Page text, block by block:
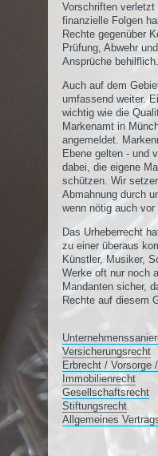
Vorschriften verletzt
finanzielle Folgen
Rechte gegenüber
Prüfung, Abwehr
Ansprüche behilflich.
Auch auf dem
umfassend weiter.
wichtig wie die
Markenamt in
angemeldet.
Ebene gelten - und
dabei, die eigene
schützen. Wir
Abmahnung durch
wenn nötig auch vor
Das Urheberrecht
zu einer überaus
Künstler, Musiker,
Werke oft nur noch
Mandanten sicher,
Rechte auf diesem
Versicherungsrecht
Erbrecht / Vorsorge
Immobilienrecht
Gesellschaftsrecht
Stiftungsrecht
Allgemeines